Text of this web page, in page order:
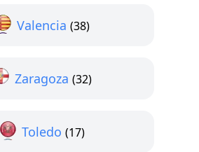
Valencia (38)
Zaragoza (32)
Toledo (17)